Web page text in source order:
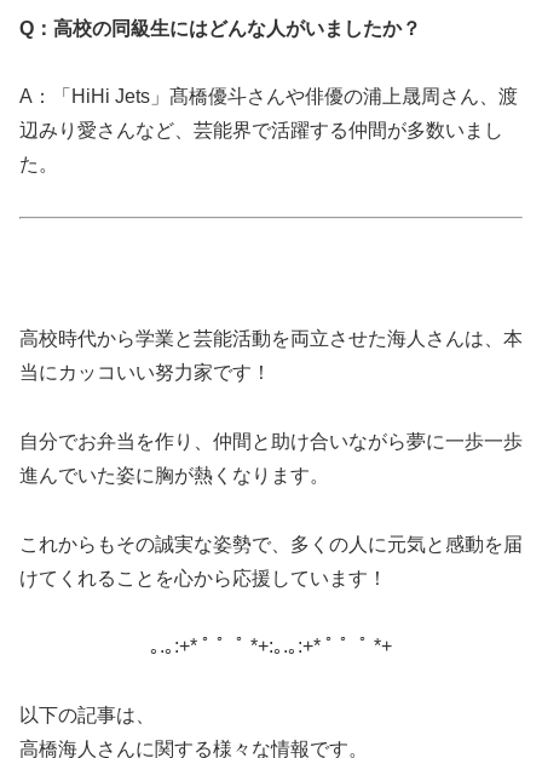
Q：高校の同級生にはどんな人がいましたか？
A：「HiHi Jets」髙橋優斗さんや俳優の浦上晟周さん、渡
辺みり愛さんなど、芸能界で活躍する仲間が多数いまし
た。
高校時代から学業と芸能活動を両立させた海人さんは、本
当にカッコいい努力家です！
自分でお弁当を作り、仲間と助け合いながら夢に一歩一歩
進んでいた姿に胸が熱くなります。
これからもその誠実な姿勢で、多くの人に元気と感動を届
けてくれることを心から応援しています！
｡.｡:+* ﾟ ゜ﾟ *+:｡.｡:+* ﾟ ゜ﾟ *+
以下の記事は、
高橋海人さんに関する様々な情報です。